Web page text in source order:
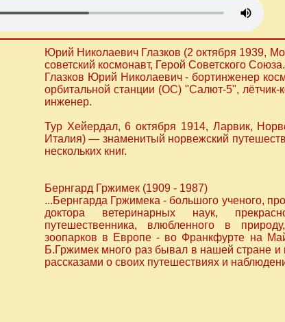
Юрий Николаевич Глазков (2 октября 1939,
советский космонавт, Герой Советского Союза.
Глазков Юрий Николаевич - бортинженер
орбитальной станции (ОС) "Салют-5",
инженер.
Тур Хейердал, 6 октября 1914, Ларвик,
Италия) — знаменитый норвежский
нескольких книг.
Бернгард Гржимек (1909 - 1987)
...Бернгарда Гржимека - большого ученого,
доктора ветеринарных наук,
путешественника, влюбленного в
зоопарков в Европе - во Франкфурте на
Б.Гржимек много раз бывал в нашей стране и
рассказами о своих путешествиях и